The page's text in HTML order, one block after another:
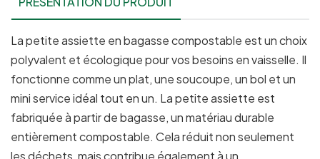
La petite assiette en bagasse compostable est un choix
polyvalent et écologique pour vos besoins en vaisselle. Il
fonctionne comme un plat, une soucoupe, un bol et un
mini service idéal tout en un. La petite assiette est
fabriquée à partir de bagasse, un matériau durable
entièrement compostable. Cela réduit non seulement